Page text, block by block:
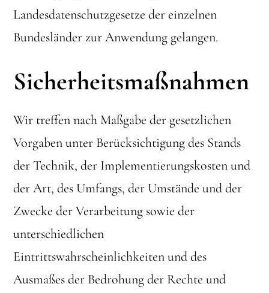
Landesdatenschutzgesetze der einzelnen
Bundesländer zur Anwendung gelangen.
Sicherheitsmaßnahmen
Wir treffen nach Maßgabe der gesetzlichen
Vorgaben unter Berücksichtigung des Stands
der Technik, der Implementierungskosten und
der Art, des Umfangs, der Umstände und der
Zwecke der Verarbeitung sowie der
unterschiedlichen
Eintrittswahrscheinlichkeiten und des
Ausmaßes der Bedrohung der Rechte und